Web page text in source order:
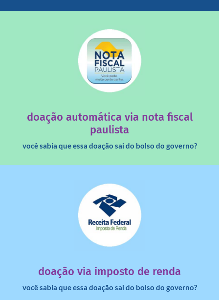
doação automática via nota fiscal
paulista
você sabia que essa doação sai do bolso do governo?
saiba mais
doação via imposto de renda
você sabia que essa doação sai do bolso do governo?
dinheiro deixa de ir para o governo?
saiba mais